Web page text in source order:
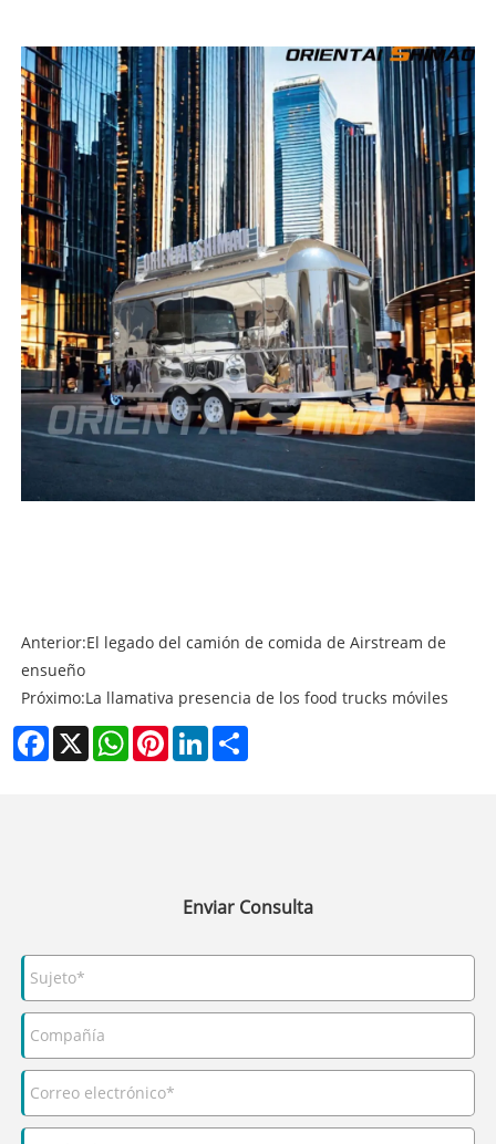
Anterior:El legado del camión de comida de Airstream de
ensueño
Próximo:La llamativa presencia de los food trucks móviles
Facebook
X WhatsAppPinterestLinkedIn
Enviar Consulta